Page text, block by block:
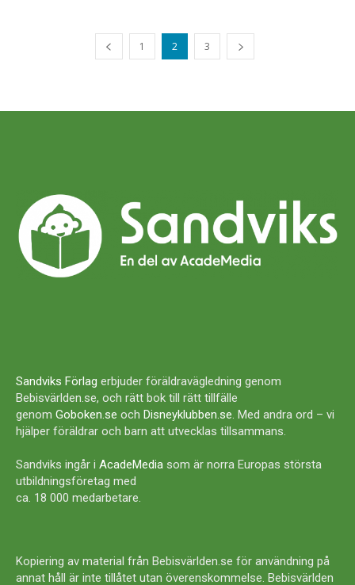
1 2 3
Sandviks Förlag erbjuder föräldravägledning genom
Bebisvärlden.se, och rätt bok till rätt tillfälle
genom Goboken.se och Disneyklubben.se. Med andra ord – vi
hjälper föräldrar och barn att utvecklas tillsammans.
Sandviks ingår i AcadeMedia som är norra Europas största
utbildningsföretag med
ca. 18 000 medarbetare.
Kopiering av material från Bebisvärlden.se för användning på
annat håll är inte tillåtet utan överenskommelse. Bebisvärlden